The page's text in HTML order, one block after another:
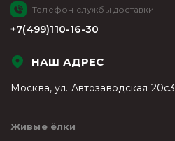
Телефон службы доставки
+7(499)110-16-30
Живые ёлки
НАШ АДРЕС
Москва, ул. Автозаводская 20с3